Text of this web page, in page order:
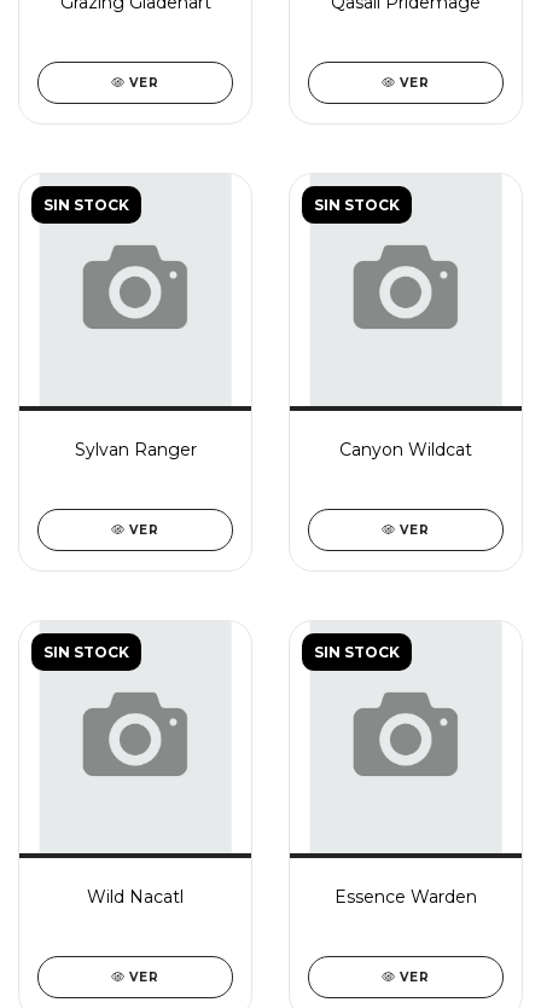
VER VER
SIN STOCK
Sylvan Ranger
VER
SIN STOCK
Canyon Wildcat
VER
SIN STOCK
Wild Nacatl
VER
SIN STOCK
Essence Warden
VER